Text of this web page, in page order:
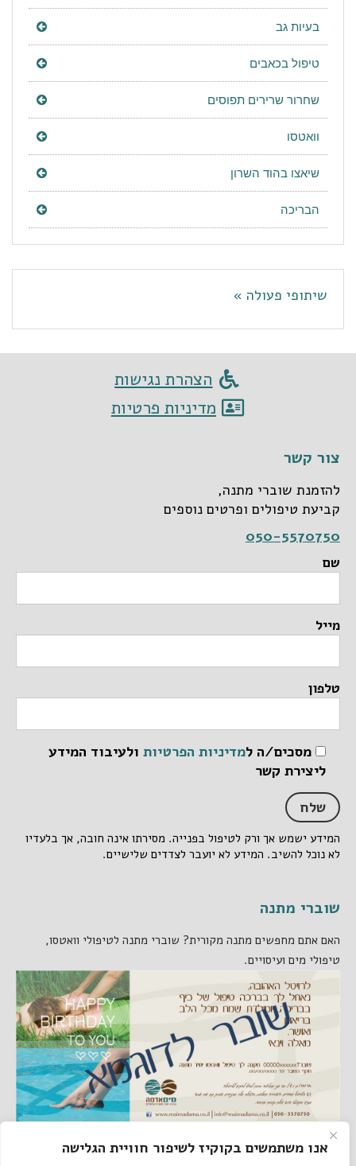
אנו משתמשים בקוקיז לשיפור חוויית הגלישה
בעיות גב
טיפול בכאבים
שחרור שרירים תפוסים
וואטסו
שיאצו בהוד השרון
הבריכה
שיתופי פעולה »
הצהרת נגישות
מדיניות פרטיות
צור קשר
להזמנת שוברי מתנה,
קביעת טיפולים ופרטים נוספים
050-5570750
שם
מייל
טלפון
מסכים/ה למדיניות הפרטיות ולעיבוד המידע
ליצירת קשר
המידע ישמש אך ורק לטיפול בפנייה. מסירתו אינה חובה, אך בלעדיו
לא נוכל להשיב. המידע לא יועבר לצדדים שלישיים.
שוברי מתנה
האם אתם מחפשים מתנה מקורית? שוברי מתנה לטיפולי וואטסו,
טיפולי מים ועיסויים.